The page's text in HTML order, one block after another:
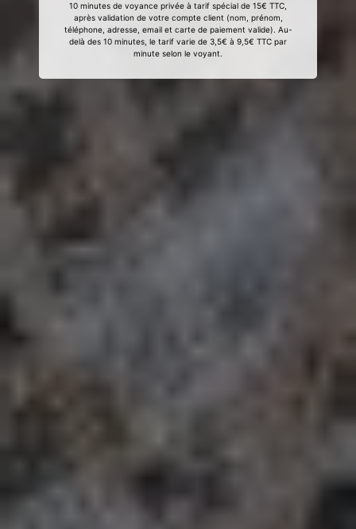
10 minutes de voyance privée à tarif spécial de 15€ TTC,
après validation de votre compte client (nom, prénom,
téléphone, adresse, email et carte de paiement valide). Au-
delà des 10 minutes, le tarif varie de 3,5€ à 9,5€ TTC par
minute selon le voyant.